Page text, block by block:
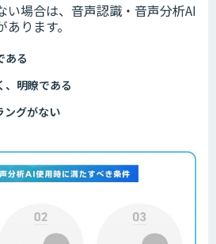
い場合は、音声認識・音声分析AI
ります。
ある
、明瞭である
ングがない